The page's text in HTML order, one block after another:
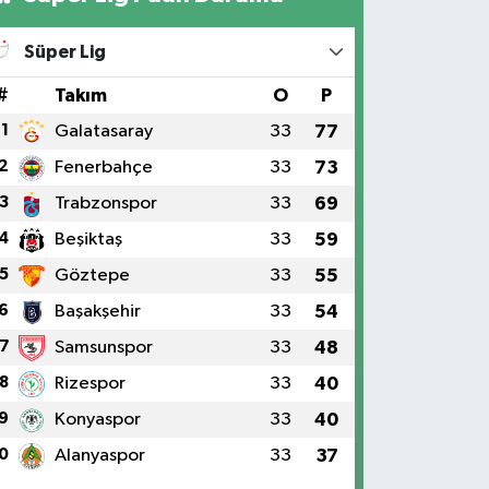
Süper Lig
Takım O P
1 Galatasaray 33 77
Fenerbahçe 33 73
3 Trabzonspor 33 69
Beşiktaş 33 59
5 Göztepe 33 55
Başakşehir 33 54
7 Samsunspor 33 48
8 Rizespor 33 40
Konyaspor 33 40
Alanyaspor 33 37